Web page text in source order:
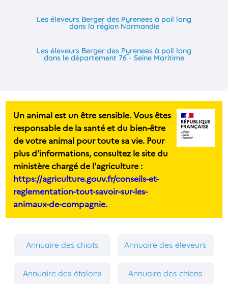
Les éleveurs Berger des Pyrenees à poil long
dans la région Normandie
Les éleveurs Berger des Pyrenees à poil long
dans le département 76 - Seine Maritime
Un animal est un être sensible. Vous êtes
responsable de la santé et du bien-être
de votre animal pour toute sa vie. Pour
plus d'informations, consultez le site du
ministère chargé de l'agriculture :
https://agriculture.gouv.fr/conseils-et-
reglementation-tout-savoir-sur-les-
animaux-de-compagnie.
Annuaire des chiots Annuaire des éleveurs
Annuaire des étalons Annuaire des chiens